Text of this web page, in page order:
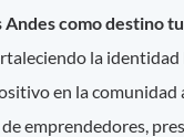
Andes como destino
la identidad
en la comunidad
emprendedores,